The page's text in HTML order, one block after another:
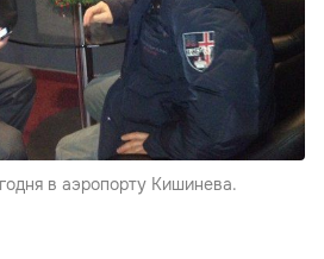
в аэропорту Кишинева.